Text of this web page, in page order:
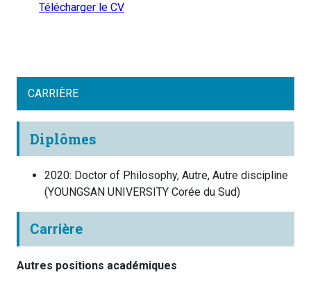
Télécharger le CV
CARRIÈRE
Diplômes
2020: Doctor of Philosophy, Autre, Autre discipline
(YOUNGSAN UNIVERSITY Corée du Sud)
Carrière
Autres positions académiques